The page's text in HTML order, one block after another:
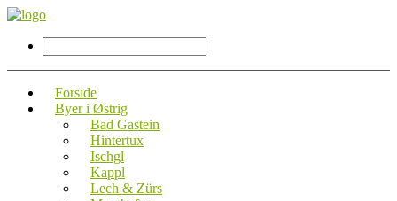
Forside
Byer i Østrig
Bad Gastein
Hintertux
Ischgl
Kappl
Lech & Zürs